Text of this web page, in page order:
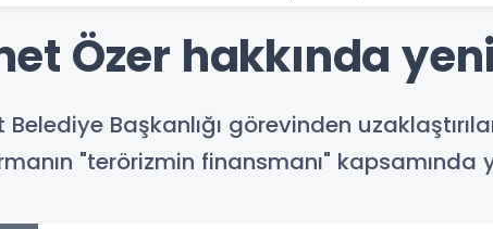
Özer hakkında
Belediye Başkanlığı görevinden
"terörizmin finansmanı"